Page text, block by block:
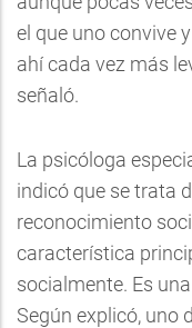
el que uno convive
ahí cada vez más
señaló.
La psicóloga
indicó que se trata
reconocimiento
característica
socialmente. Es
Según explicó, uno